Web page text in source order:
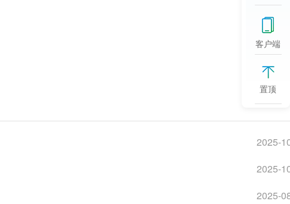
2026-
2026-
2026-
2025-
2025-
2025-
客户端
置顶